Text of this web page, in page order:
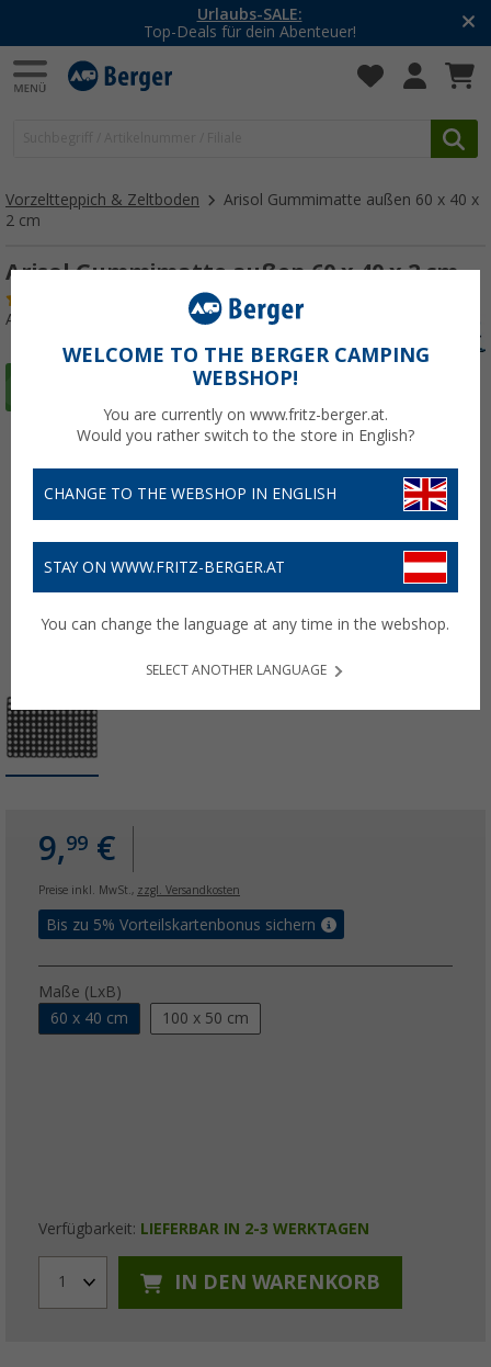
Urlaubs-SALE:
Top-Deals für dein Abenteuer!
Vorzeltteppich & Zeltboden
Arisol Gummimatte außen 60 x 40 x
2 cm
Arisol Gummimatte außen 60 x 40 x 2 cm
Art.-Nr.: 264730
9,99 €
Preise inkl. MwSt., zzgl. Versandkosten
Bis zu 5% Vorteilskartenbonus sichern
Maße (LxB)
60 x 40 cm
100 x 50 cm
Verfügbarkeit: LIEFERBAR IN 2-3 WERKTAGEN
1 IN DEN WARENKORB
WELCOME TO THE BERGER CAMPING
WEBSHOP!
You are currently on www.fritz-berger.at.
Would you rather switch to the store in English?
CHANGE TO THE WEBSHOP IN ENGLISH
STAY ON WWW.FRITZ-BERGER.AT
You can change the language at any time in the webshop.
SELECT ANOTHER LANGUAGE